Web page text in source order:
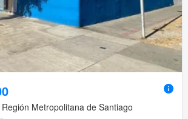
Metropolitana de Santiago